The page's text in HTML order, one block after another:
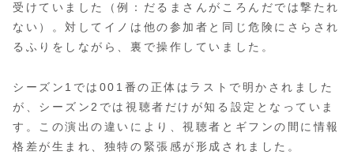
受けていました（例：だるまさんがころんだでは撃たれ
ない）。対してイノは他の参加者と同じ危険にさらされ
るふりをしながら、裏で操作していました。
シーズン1では001番の正体はラストで明かされました
が、シーズン2では視聴者だけが知る設定となっていま
す。この演出の違いにより、視聴者とギフンの間に情報
格差が生まれ、独特の緊張感が形成されました。